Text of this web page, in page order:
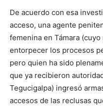
De acuerdo con esa
acceso, una agente
femenina en Támara
entorpecer los procesos
pero quien ha sido
que ya recibieron
Tegucigalpa) ingresó
accesos de las reclusas